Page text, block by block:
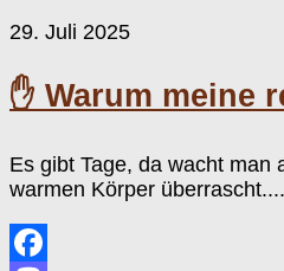
29. Juli 2025
✋ Warum meine
Es gibt Tage, da wacht man
warmen Körper überrascht....